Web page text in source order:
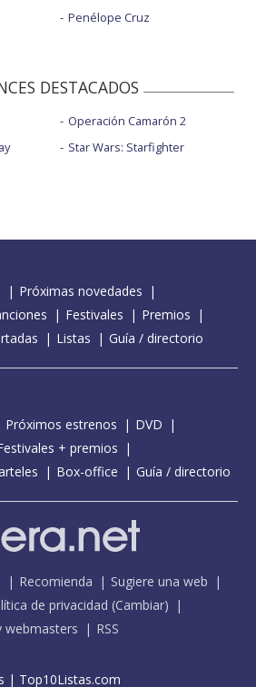
Penélope Cruz
DESTACADOS
Operación Camarón 2
Star Wars: Starfighter
Próximas novedades
Festivales
Premios
Listas Guía / directorio
Próximos estrenos
DVD
+ premios
Box-office Guía / directorio
Recomienda
Sugiere una web
de privacidad (Cambiar)
webmasters RSS
| Top10Listas.com